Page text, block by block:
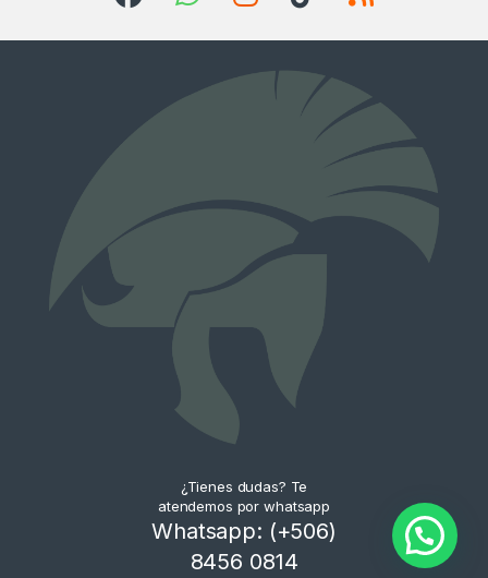
¿Tienes dudas? Te
atendemos por whatsapp
Whatsapp: (+506)
8456 0814